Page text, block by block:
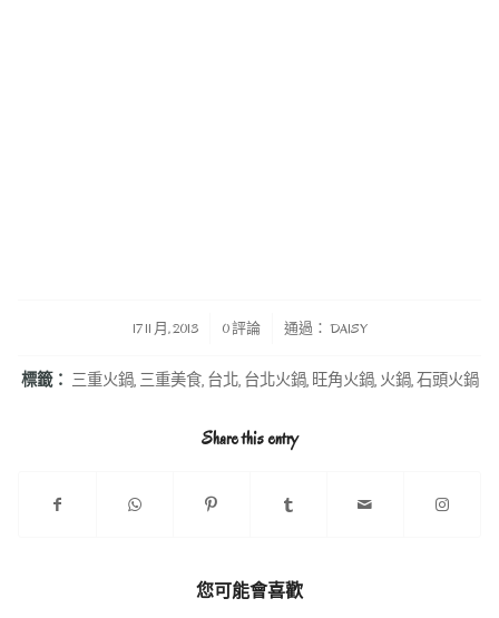
17 11 月, 2013
/ 0 評論 通過： DAISY
標籤： 三重火鍋, 三重美食, 台北, 台北火鍋, 旺角火鍋, 火鍋,石頭火鍋
Share this entry
您可能會喜歡